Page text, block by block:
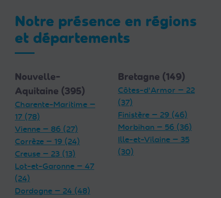
Notre présence en régions
et départements
Nouvelle-
Aquitaine (395)
Charente-Maritime —
17 (78)
Vienne — 86 (27)
Corrèze — 19 (24)
Creuse — 23 (13)
Lot-et-Garonne — 47
(24)
Dordogne — 24 (48)
Bretagne (149)
Côtes-d'Armor — 22
(37)
Finistère — 29 (46)
Morbihan — 56 (36)
Ille-et-Vilaine — 35
(30)